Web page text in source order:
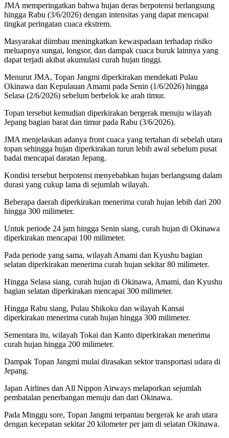
JMA memperingatkan bahwa hujan deras berpotensi berlangsung
hingga Rabu (3/6/2026) dengan intensitas yang dapat mencapai
tingkat peringatan cuaca ekstrem.
Masyarakat diimbau meningkatkan kewaspadaan terhadap risiko
meluapnya sungai, longsor, dan dampak cuaca buruk lainnya yang
dapat terjadi akibat akumulasi curah hujan tinggi.
Menurut JMA, Topan Jangmi diperkirakan mendekati Pulau
Okinawa dan Kepulauan Amami pada Senin (1/6/2026) hingga
Selasa (2/6/2026) sebelum berbelok ke arah timur.
Topan tersebut kemudian diperkirakan bergerak menuju wilayah
Jepang bagian barat dan timur pada Rabu (3/6/2026).
JMA menjelaskan adanya front cuaca yang tertahan di sebelah utara
topan sehingga hujan diperkirakan turun lebih awal sebelum pusat
badai mencapai daratan Jepang.
Kondisi tersebut berpotensi menyebabkan hujan berlangsung dalam
durasi yang cukup lama di sejumlah wilayah.
Beberapa daerah diperkirakan menerima curah hujan lebih dari 200
hingga 300 milimeter.
Untuk periode 24 jam hingga Senin siang, curah hujan di Okinawa
diperkirakan mencapai 100 milimeter.
Pada periode yang sama, wilayah Amami dan Kyushu bagian
selatan diperkirakan menerima curah hujan sekitar 80 milimeter.
Hingga Selasa siang, curah hujan di Okinawa, Amami, dan Kyushu
bagian selatan diperkirakan mencapai 300 milimeter.
Hingga Rabu siang, Pulau Shikoku dan wilayah Kansai
diperkirakan menerima curah hujan hingga 300 milimeter.
Sementara itu, wilayah Tokai dan Kanto diperkirakan menerima
curah hujan hingga 200 milimeter.
Dampak Topan Jangmi mulai dirasakan sektor transportasi udara di
Jepang.
Japan Airlines dan All Nippon Airways melaporkan sejumlah
pembatalan penerbangan menuju dan dari Okinawa.
Pada Minggu sore, Topan Jangmi terpantau bergerak ke arah utara
dengan kecepatan sekitar 20 kilometer per jam di selatan Okinawa.